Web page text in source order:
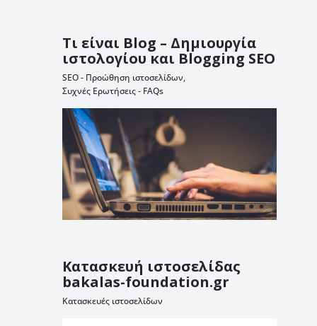
Τι είναι Blog – Δημιουργία
ιστολογίου και Blogging SEO
SEO - Προώθηση ιστοσελίδων,
Συχνές Ερωτήσεις - FAQs
Κατασκευή ιστοσελίδας
bakalas-foundation.gr
Κατασκευές ιστοσελίδων